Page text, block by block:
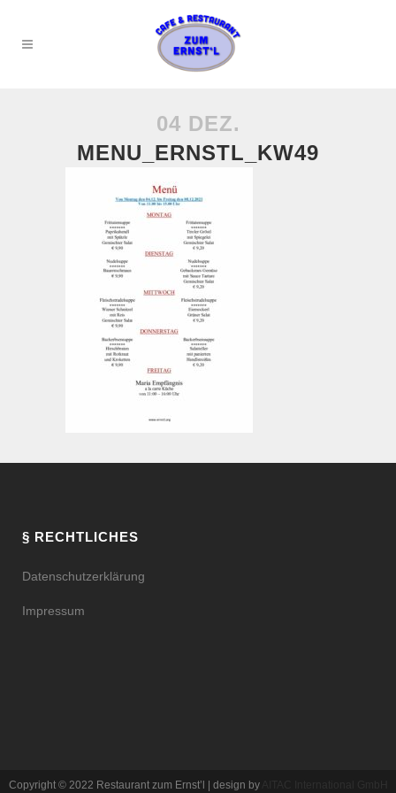
04 DEZ.
MENU_ERNSTL_KW49
§ RECHTLICHES
Datenschutzerklärung
Impressum
Copyright © 2022 Restaurant zum Ernst’l | design by